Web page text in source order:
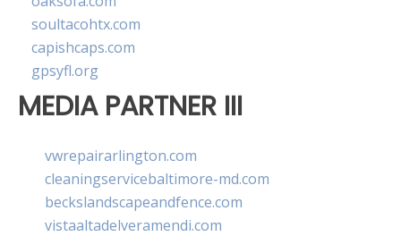
soultacohtx.com
capishcaps.com
gpsyfl.org
MEDIA PARTNER III
vwrepairarlington.com
cleaningservicebaltimore-md.com
beckslandscapeandfence.com
vistaaltadelveramendi.com